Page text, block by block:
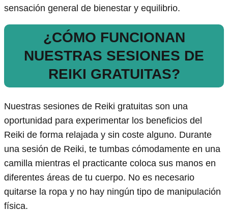
sensación general de bienestar y equilibrio.
¿CÓMO FUNCIONAN
NUESTRAS SESIONES DE
REIKI GRATUITAS?
Nuestras sesiones de Reiki gratuitas son una
oportunidad para experimentar los beneficios del
Reiki de forma relajada y sin coste alguno. Durante
una sesión de Reiki, te tumbas cómodamente en una
camilla mientras el practicante coloca sus manos en
diferentes áreas de tu cuerpo. No es necesario
quitarse la ropa y no hay ningún tipo de manipulación
física.